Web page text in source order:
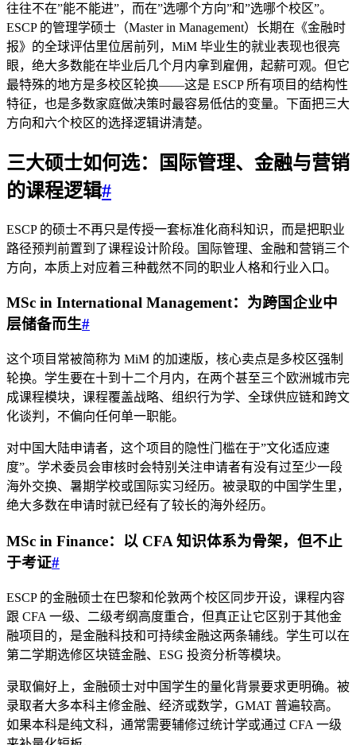
往往不在”能不能进”，而在”选哪个方向”和”选哪个校区”。
ESCP 的管理学硕士（Master in Management）长期在《金融时
报》的全球评估里位居前列，MiM 毕业生的就业表现也很亮
眼，绝大多数能在毕业后几个月内拿到雇佣，起薪可观。但它
最特殊的地方是多校区轮换——这是 ESCP 所有项目的结构性
特征，也是多数家庭做决策时最容易低估的变量。下面把三大
方向和六个校区的选择逻辑讲清楚。
三大硕士如何选：国际管理、金融与营销
的课程逻辑#
ESCP 的硕士不再只是传授一套标准化商科知识，而是把职业
路径预判前置到了课程设计阶段。国际管理、金融和营销三个
方向，本质上对应着三种截然不同的职业人格和行业入口。
MSc in International Management：为跨国企业中
层储备而生#
这个项目常被简称为 MiM 的加速版，核心卖点是多校区强制
轮换。学生要在十到十二个月内，在两个甚至三个欧洲城市完
成课程模块，课程覆盖战略、组织行为学、全球供应链和跨文
化谈判，不偏向任何单一职能。
对中国大陆申请者，这个项目的隐性门槛在于”文化适应速
度”。学术委员会审核时会特别关注申请者有没有过至少一段
海外交换、暑期学校或国际实习经历。被录取的中国学生里，
绝大多数在申请时就已经有了较长的海外经历。
MSc in Finance：以 CFA 知识体系为骨架，但不止
于考证#
ESCP 的金融硕士在巴黎和伦敦两个校区同步开设，课程内容
跟 CFA 一级、二级考纲高度重合，但真正让它区别于其他金
融项目的，是金融科技和可持续金融这两条辅线。学生可以在
第二学期选修区块链金融、ESG 投资分析等模块。
录取偏好上，金融硕士对中国学生的量化背景要求更明确。被
录取者大多本科主修金融、经济或数学，GMAT 普遍较高。
如果本科是纯文科，通常需要辅修过统计学或通过 CFA 一级